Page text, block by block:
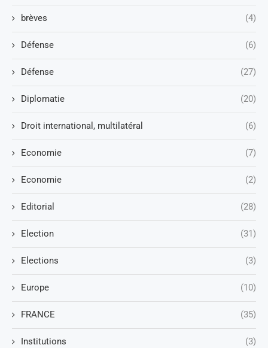
brèves (4)
Défense (6)
Défense (27)
Diplomatie (20)
Droit international, multilatéral (6)
Economie (7)
Economie (2)
Editorial (28)
Election (31)
Elections (3)
Europe (10)
FRANCE (35)
Institutions (3)